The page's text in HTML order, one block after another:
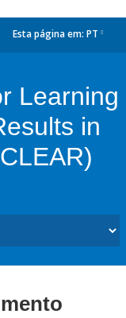
Esta página em: PT
Learning
in